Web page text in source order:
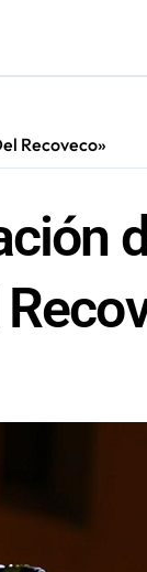
Recoveco»